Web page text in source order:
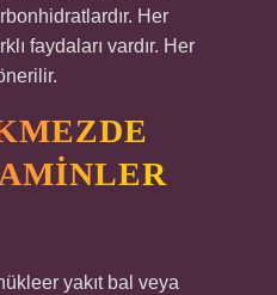
Her
faydaları vardır. Her
yakıt bal veya